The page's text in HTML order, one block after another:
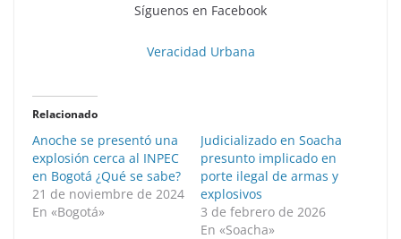
Síguenos en Facebook
Veracidad Urbana
Relacionado
Anoche se presentó una
explosión cerca al INPEC
en Bogotá ¿Qué se sabe?
21 de noviembre de 2024
En «Bogotá»
Judicializado en Soacha
presunto implicado en
porte ilegal de armas y
explosivos
3 de febrero de 2026
En «Soacha»